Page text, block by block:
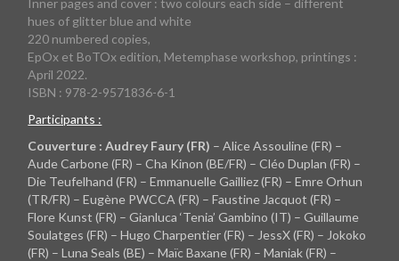
hues of glitter blue and white
220 numbered copies,
EpOx et BoTOx edition, Metemphase workshop, printings :
April 2022.
ISBN : 978-2-9571836-6-1
Participants :
Couverture : Audrey Faury (FR) – Alice Assouline (FR) –
Aude Carbone (FR) – Cha Kinon (BE/FR) – Cléo Duplan (FR) –
Die Teufelhand (FR) – Emmanuelle Gailliez (FR) – Emre Orhun
(TR/FR) – Eugène PWCCA (FR) – Faustine Jacquot (FR) –
Flore Kunst (FR) – Gianluca ‘Tenia’ Gambino (IT) – Guillaume
Soulatges (FR) – Hugo Charpentier (FR) – JessX (FR) – Jokoko
(FR) – Luna Seals (BE) – Maïc Baxane (FR) – Maniak (FR) –